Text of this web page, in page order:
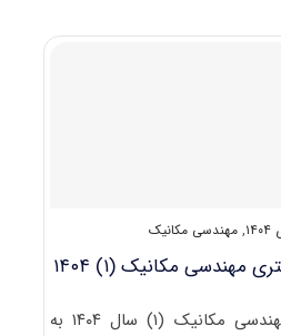
مهندسی
,مهندسی مکانیک
مهندسی مکانیک (۱) ۱۴۰۴
سوالات آزمون دکتری مهندسی مکانیک (۱) سال ۱۴۰۴ به